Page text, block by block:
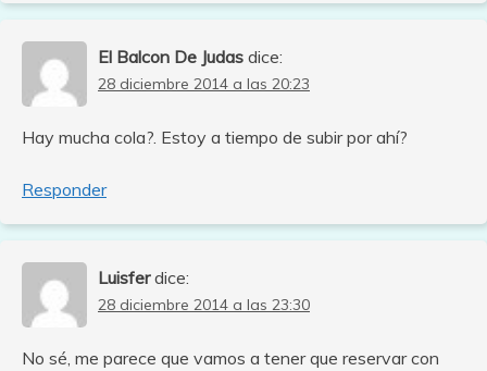
El Balcon De Judas dice:
28 diciembre 2014 a las 20:23
Hay mucha cola?. Estoy a tiempo de subir por ahí?
Responder
Luisfer dice:
28 diciembre 2014 a las 23:30
No sé, me parece que vamos a tener que reservar con